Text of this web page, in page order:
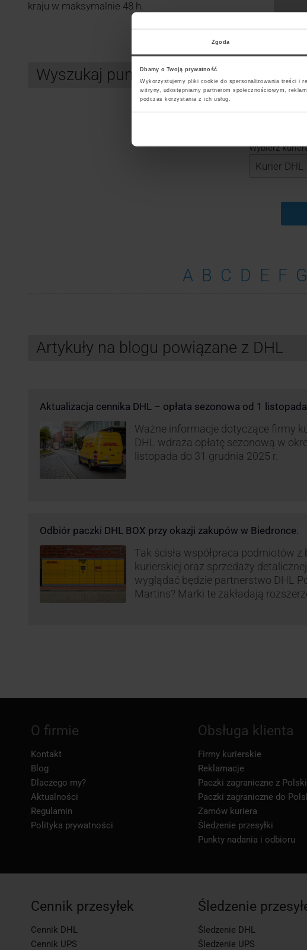
Zgoda
Dbamy o Twoją prywatność
Wykorzystujemy pliki cookie do spersonalizowania treści i
witryny, udostępniamy partnerom społecznościowym,
podczas korzystania z ich usług.
kraju w maksymalnie 48 h.
Wyszukaj punkt kurierski DHL
Wybierz
A B C D E F G
Artykuły na blogu powiązane z DHL
Aktualizacja cennika DHL – opłata sezonowa od 1
Ważne informacje dotyczące firmy
DHL wdraża opłatę sezonową w
listopada do 31 grudnia 2025 r.
Odbiór paczki DHL BOX przy okazji zakupów w Biedronce.
Tak ścisła współpraca podmiotów z
kurierskiej oraz sprzedaży
wyglądać będzie partnerstwo DHL
Martins? Marki te zakładają
O firmie
Kontakt
Blog
Dlaczego my?
Aktualności
Regulamin
Polityka prywatności
Obsługa klienta
Firmy kurierskie
Reklamacje
Paczki zagraniczne z Polski
Paczki zagraniczne do
Zamów kuriera
Śledzenie przesyłki
Punkty nadania i odbioru
Cennik przesyłek
Cennik DHL
Cennik UPS
Śledzenie
Śledzenie DHL
Śledzenie UPS